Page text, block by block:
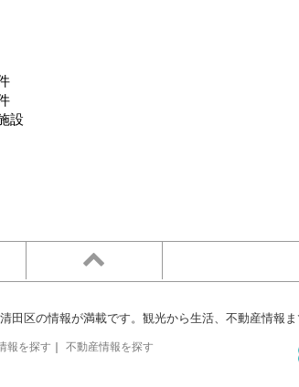
設
区の情報が満載です。観光から生活、不動産情報
報を探す ｜ 不動産情報を探す